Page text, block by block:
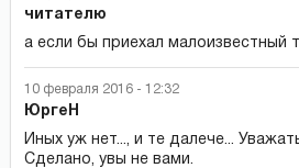
читателю
а если бы приехал малоизвестный
10 февраля 2016 - 12:32
ЮргеН
Иных уж нет..., и те далече...
Сделано, увы не вами.